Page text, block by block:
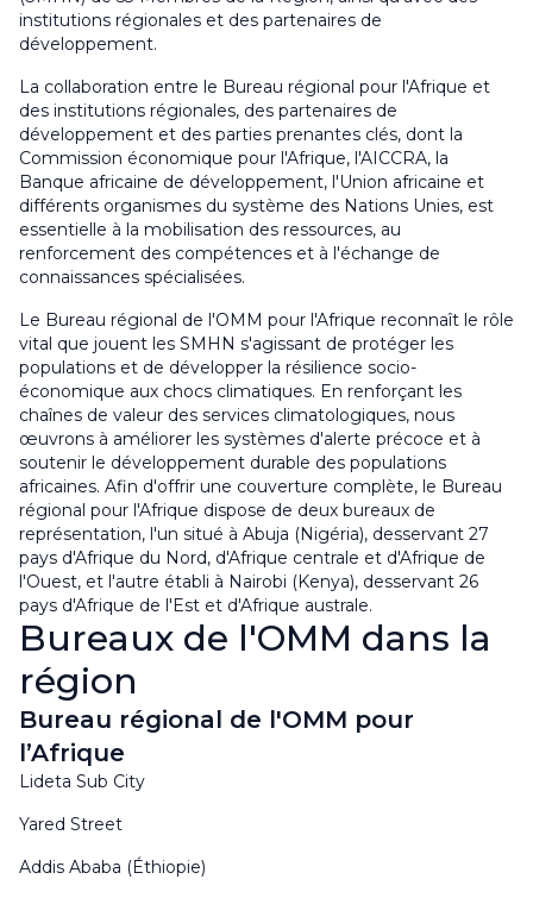
institutions régionales et des partenaires de
développement.
La collaboration entre le Bureau régional pour l'Afrique et
des institutions régionales, des partenaires de
développement et des parties prenantes clés, dont la
Commission économique pour l'Afrique, l'AICCRA, la
Banque africaine de développement, l'Union africaine et
différents organismes du système des Nations Unies, est
essentielle à la mobilisation des ressources, au
renforcement des compétences et à l'échange de
connaissances spécialisées.
Le Bureau régional de l'OMM pour l'Afrique reconnaît le rôle
vital que jouent les SMHN s'agissant de protéger les
populations et de développer la résilience socio-
économique aux chocs climatiques. En renforçant les
chaînes de valeur des services climatologiques, nous
œuvrons à améliorer les systèmes d'alerte précoce et à
soutenir le développement durable des populations
africaines. Afin d'offrir une couverture complète, le Bureau
régional pour l'Afrique dispose de deux bureaux de
représentation, l'un situé à Abuja (Nigéria), desservant 27
pays d'Afrique du Nord, d'Afrique centrale et d'Afrique de
l'Ouest, et l'autre établi à Nairobi (Kenya), desservant 26
pays d'Afrique de l'Est et d'Afrique australe.
Bureaux de l'OMM dans la
région
Bureau régional de l'OMM pour
l’Afrique
Lideta Sub City
Yared Street
Addis Ababa (Éthiopie)